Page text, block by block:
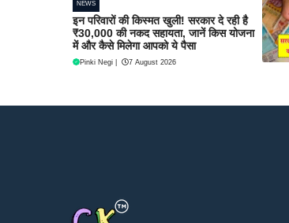
NEWS
इन परिवारों की किस्मत खुली! सरकार दे रही है
₹30,000 की नकद सहायता, जानें किस योजना
में और कैसे मिलेगा आपको ये पैसा
Pinki Negi 7 August 2026